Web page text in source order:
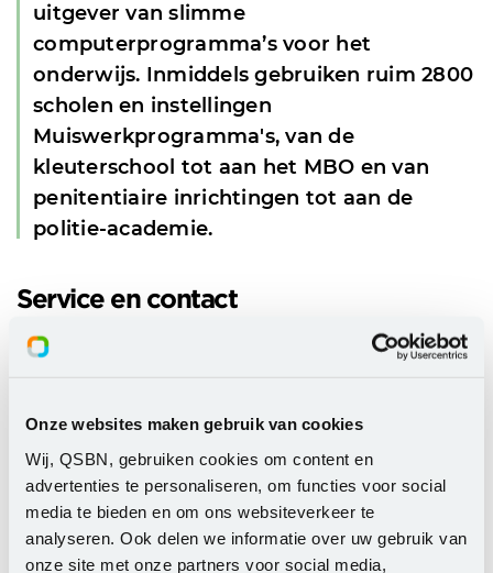
Onze websites maken gebruik van cookies
Wij, QSBN, gebruiken cookies om content en
advertenties te personaliseren, om functies voor social
media te bieden en om ons websiteverkeer te
analyseren. Ook delen we informatie over uw gebruik van
onze site met onze partners voor social media,
uitgever van slimme
computerprogramma’s voor het
onderwijs. Inmiddels gebruiken ruim 2800
scholen en instellingen
Muiswerkprogramma's, van de
kleuterschool tot aan het MBO en van
penitentiaire inrichtingen tot aan de
politie-academie.
Service en contact
Heb je een vraag over een oplossing van deze
servicedesk@slbdiensten.nl
020 - 420 1396